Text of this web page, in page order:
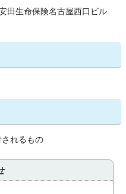
田生命保険名古屋西口ビル
れるもの